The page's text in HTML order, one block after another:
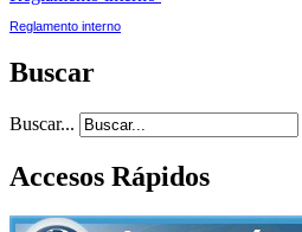
Reglamento interno
Buscar
Buscar...
Accesos Rápidos